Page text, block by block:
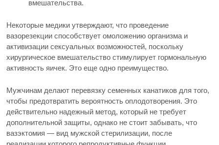
вмешательства.
Некоторые медики утверждают, что проведение
вазорезекции способствует омоложению организма и
активизации сексуальных возможностей, поскольку
хирургическое вмешательство стимулирует гормональную
активность яичек. Это еще одно преимущество.
Мужчинам делают перевязку семенных канатиков для того,
чтобы предотвратить вероятность оплодотворения. Это
действительно надежный метод, который не требует
дополнительной защиты, однако не стоит забывать, что
вазэктомия — вид мужской стерилизации, после